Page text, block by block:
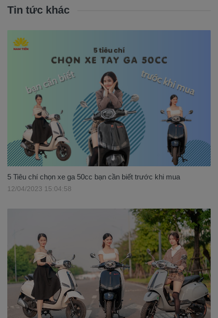
Tin tức khác
5 Tiêu chí chọn xe ga 50cc bạn cần biết trước khi mua
12/04/2023 15:04:58